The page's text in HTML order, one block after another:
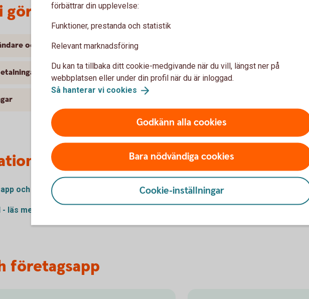
med Swish företagsapp
och fördela arbetspass
och läs mer om
läs mer om och beställ
företagsapp
förbättrar din upplevelse:
Funktioner, prestanda och statistik
Relevant marknadsföring
Du kan ta tillbaka ditt cookie-medgivande när du vill, längst ner på
webbplatsen eller under din profil när du är inloggad.
Så hanterar vi cookies
Godkänn alla cookies
Bara nödvändiga cookies
Cookie-inställningar